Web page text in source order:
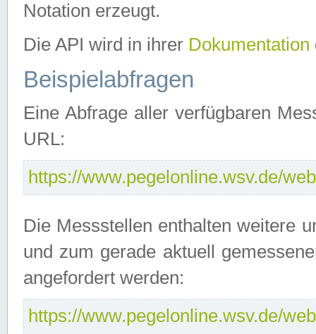
Notation erzeugt.
Die API wird in ihrer Dokumentation
Beispielabfragen
Eine Abfrage aller verfügbaren
URL:
https://www.pegelonline.wsv.de/
Die Messstellen enthalten weitere
und zum gerade aktuell
angefordert werden:
https://www.pegelonline.wsv.de/